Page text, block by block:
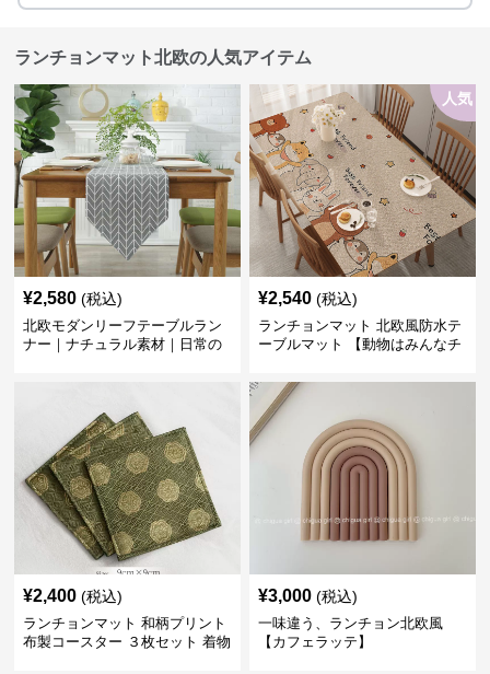
ランチョンマット北欧の人気アイテム
¥2,580 (税込)
北欧モダンリーフテーブルラン
ナー｜ナチュラル素材｜日常の
人気
¥2,540 (税込)
ランチョンマット 北欧風防水テ
ーブルマット 【動物はみんなチ
¥2,400 (税込)
ランチョンマット 和柄プリント
布製コースター ３枚セット 着物
¥3,000 (税込)
一味違う、ランチョン北欧風
【カフェラッテ】